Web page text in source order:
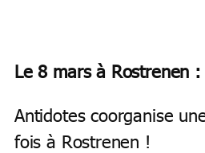
Le 8 mars à Rostrenen :
Antidotes coorganise
fois à Rostrenen !